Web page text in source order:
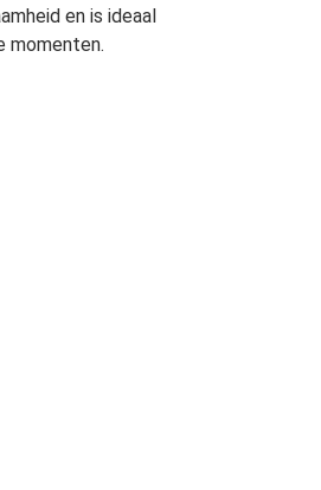
en is ideaal
momenten.